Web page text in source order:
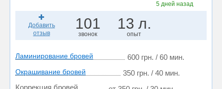
5 дней назад
Добавить
отзыв
101
звонок
13 л.
опыт
Ламинирование бровей 600 грн. / 60 мин.
Окрашивание бровей
350 грн. / 40 мин.
Коррекция бровей